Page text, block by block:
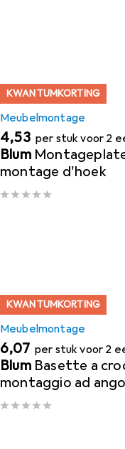
KWANTUMKORTING
Meubelmontage
EUR
4,53 per stuk voor 2
Blum
montage d'hoek
KWANTUMKORTING
Meubelmontage
EUR
6,07 per stuk voor 2
Blum Basette a
montaggio ad